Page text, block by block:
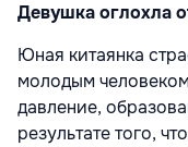
Девушка оглохла
Юная китаянка
молодым
давление,
результате того,